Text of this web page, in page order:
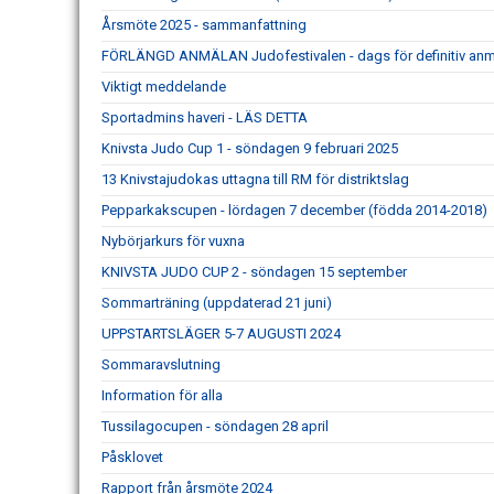
Årsmöte 2025 - sammanfattning
FÖRLÄNGD ANMÄLAN Judofestivalen - dags för definitiv
Viktigt meddelande
Sportadmins haveri - LÄS DETTA
Knivsta Judo Cup 1 - söndagen 9 februari 2025
13 Knivstajudokas uttagna till RM för distriktslag
Pepparkakscupen - lördagen 7 december (födda 2014-2018)
Nybörjarkurs för vuxna
KNIVSTA JUDO CUP 2 - söndagen 15 september
Sommarträning (uppdaterad 21 juni)
UPPSTARTSLÄGER 5-7 AUGUSTI 2024
Sommaravslutning
Information för alla
Tussilagocupen - söndagen 28 april
Påsklovet
Rapport från årsmöte 2024